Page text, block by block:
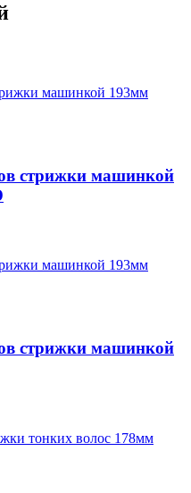
стрижки машинкой
стрижки машинкой